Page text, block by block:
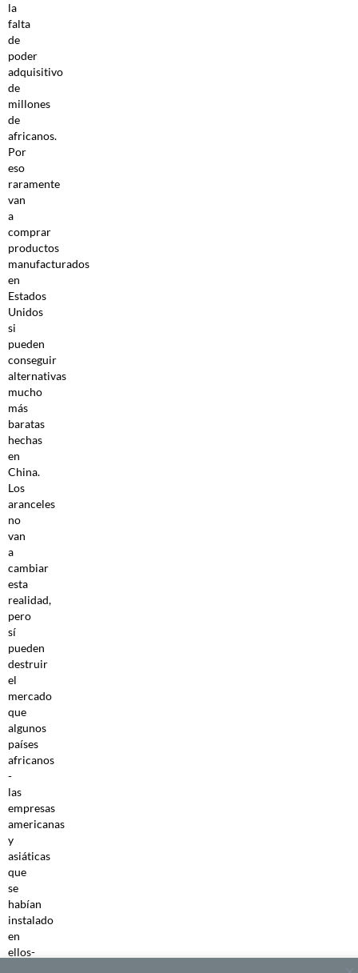
la
falta
de
poder
adquisitivo
de
millones
de
africanos.
Por
eso
raramente
van
a
comprar
productos
manufacturados
en
Estados
Unidos
si
pueden
conseguir
alternativas
mucho
más
baratas
hechas
en
China.
Los
aranceles
no
van
a
cambiar
esta
realidad,
pero
sí
pueden
destruir
el
mercado
que
algunos
países
africanos
-
las
empresas
americanas
y
asiáticas
que
se
habían
instalado
en
ellos-